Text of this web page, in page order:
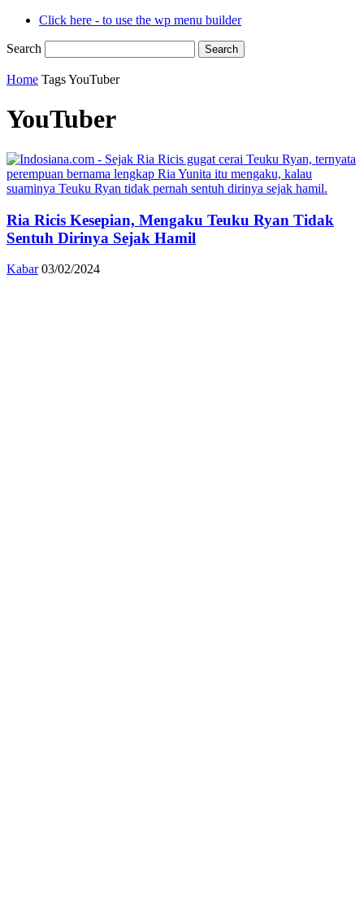
Click here - to use the wp menu builder
Search
Home TagsYouTuber
YouTuber
Ria Ricis Kesepian, Mengaku Teuku Ryan Tidak
Sentuh Dirinya Sejak Hamil
Kabar 03/02/2024